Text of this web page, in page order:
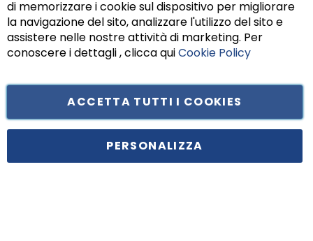
Principe di Piemonte 199, cap. 80026 Casoria (NA) - C.F. 05834470634 -
di memorizzare i cookie sul dispositivo per migliorare
la navigazione del sito, analizzare l'utilizzo del sito e
assistere nelle nostre attività di marketing. Per
conoscere i dettagli , clicca quiCookie Policy
ACCETTA TUTTI I COOKIES
PERSONALIZZA